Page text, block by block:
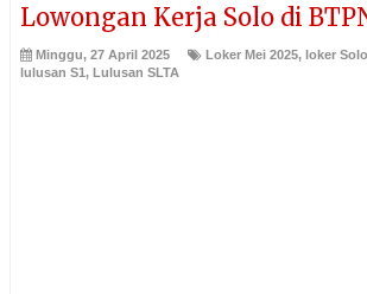
Lowongan Kerja Solo di
Minggu, 27 April 2025 Loker Mei 2025, loker Solo
lulusan S1, Lulusan SLTA